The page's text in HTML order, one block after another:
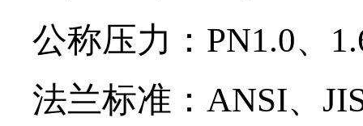
公称压力：PN1.0、
法兰标准：ANSI、